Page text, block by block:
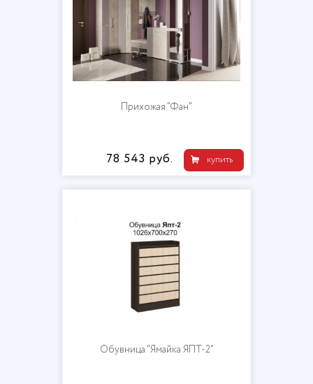
​Прихожая "Фан​"
купить
78 543 руб.
Обувница "Ямайка ЯПТ-2"